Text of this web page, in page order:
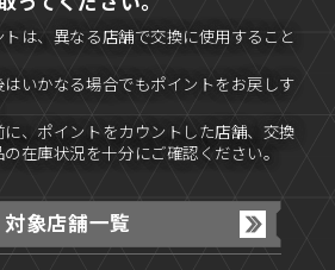
は、異なる店舗で交換に使用すること
いかなる場合でもポイントをお戻しす
、ポイントをカウントした店舗、交換
在庫状況を十分にご確認ください。
対象店舗一覧